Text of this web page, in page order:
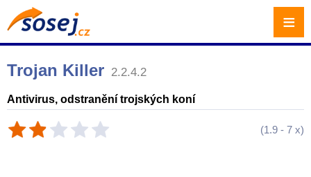
Trojan Killer 2.2.4.2
Antivirus, odstranění trojských koní
(1.9 - 7 x)
≡